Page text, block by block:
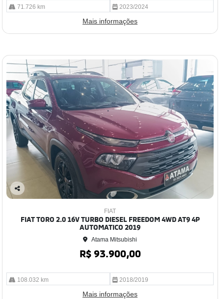
71.726 km 2023/2024
Mais informações
Co
lhe
FIAT
FIAT TORO 2.0 16V TURBO DIESEL FREEDOM 4WD AT9 4P
AUTOMATICO 2019
Atama Mitsubishi
R$ 93.900,00
108.032 km 2018/2019
Mais informações